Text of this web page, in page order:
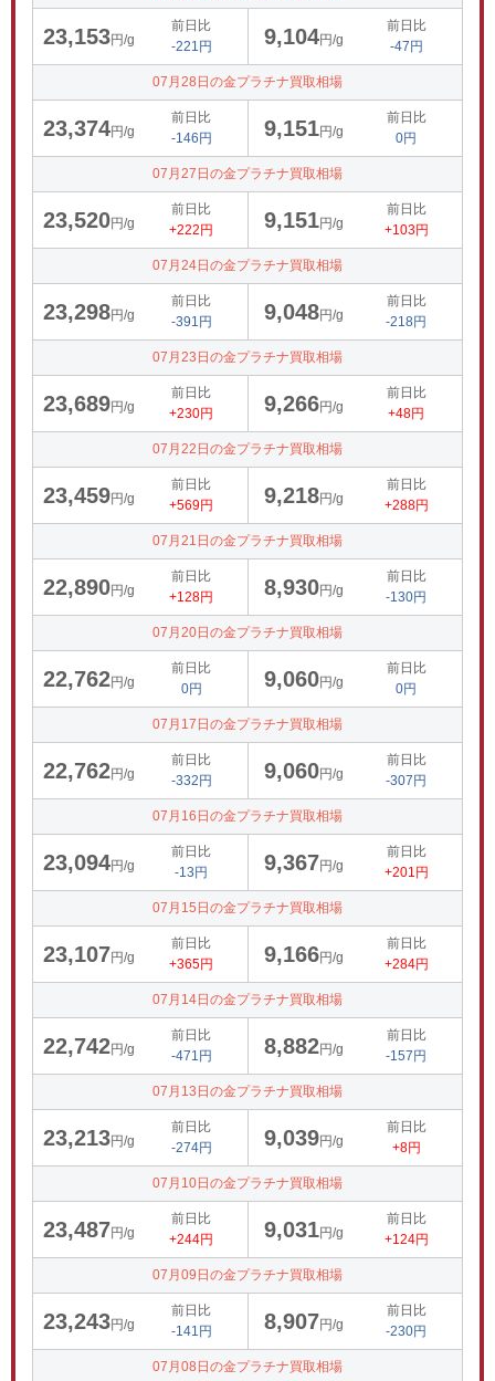
23,153円/g
前日比
-221円
9,104円/g
前日比
-47円
07月28日の金プラチナ買取相場
23,374円/g
前日比
-146円
9,151円/g
前日比
0円
07月27日の金プラチナ買取相場
23,520円/g
前日比
+222円
9,151円/g
前日比
+103円
07月24日の金プラチナ買取相場
23,298円/g
前日比
-391円
9,048円/g
前日比
-218円
07月23日の金プラチナ買取相場
23,689円/g
前日比
+230円
9,266円/g
前日比
+48円
07月22日の金プラチナ買取相場
23,459円/g
前日比
+569円
9,218円/g
前日比
+288円
07月21日の金プラチナ買取相場
22,890円/g
前日比
+128円
8,930円/g
前日比
-130円
07月20日の金プラチナ買取相場
22,762円/g
前日比
0円
9,060円/g
前日比
0円
07月17日の金プラチナ買取相場
22,762円/g
前日比
-332円
9,060円/g
前日比
-307円
07月16日の金プラチナ買取相場
23,094円/g
前日比
-13円
9,367円/g
前日比
+201円
07月15日の金プラチナ買取相場
23,107円/g
前日比
+365円
9,166円/g
前日比
+284円
07月14日の金プラチナ買取相場
22,742円/g
前日比
-471円
8,882円/g
前日比
-157円
07月13日の金プラチナ買取相場
23,213円/g
前日比
-274円
9,039円/g
前日比
+8円
07月10日の金プラチナ買取相場
23,487円/g
前日比
+244円
9,031円/g
前日比
+124円
07月09日の金プラチナ買取相場
23,243円/g
前日比
-141円
8,907円/g
前日比
-230円
07月08日の金プラチナ買取相場